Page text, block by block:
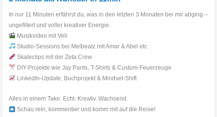
In nur 11 Minuten erfährst du, was in den letzten 3 Monaten bei mir abging –
ungefiltert und voller kreativer Energie.
Musikvideo mit Veli
Studio-Sessions bei Melbeatz mit Amar & Abel etc
Skateclips mit der Zeta Crew
DIY-Projekte wie Jay Pants, T-Shirts & Custom-Feuerzeuge
LinkedIn-Update, Buchprojekt & Mindset-Shift
Alles in einem Take. Echt. Kreativ. Wachsend.
Schau rein, kommentier und komm mit auf die Reise!